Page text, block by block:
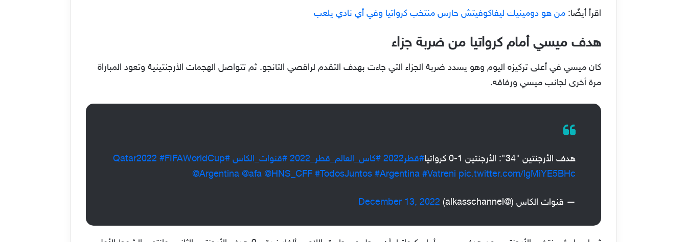
اقرأ أيضًا: من هو دومينيك ليفاكوفيتش حارس منتخب كرواتيا وفي أي نادي يلعب
هدف ميسي أمام كرواتيا من ضربة جزاء
كان ميسي في أعلى تركيزه اليوم وهو يسدد ضربة الجزاء التي جاءت بهدف التقدم لراقصي التانجو. ثم تتواصل الهجمات الأرجنتينية وتعود المباراة
مرة أخرى لجانب ميسي ورفاقه.
هدف الأرجنتين "34": الأرجنتين 1-0 كرواتيا #قطر2022 #كاس_العالم_قطر_2022 #قنوات_الكاس #Qatar2022
#FIFAWorldCup
@Argentina @afa @HNS_CFF #TodosJuntos #Argentina #Vatreni pic.twitter.com/lgMiYE5BHc
— قنوات الكاس (@alkasschannel) December 13, 2022